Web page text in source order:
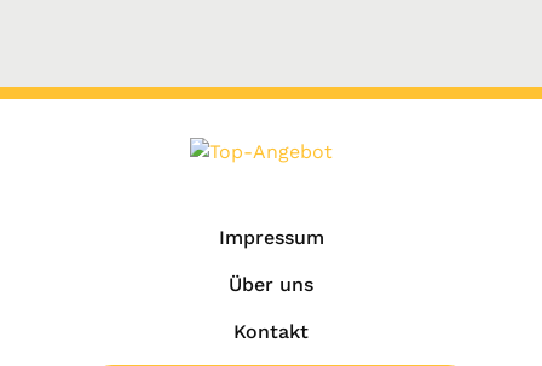
Impressum
Über uns
Kontakt